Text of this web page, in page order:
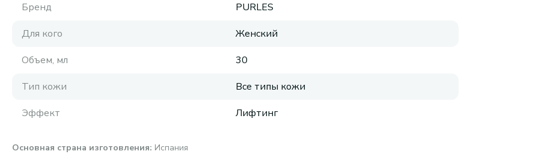
Бренд
PURLES
Для кого
Женский
Объем, мл
30
Тип кожи
Все типы кожи
Эффект
Лифтинг
Основная страна изготовления: Испания